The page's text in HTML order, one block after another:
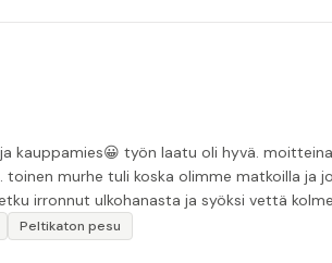
ensimmäinen sovittu pesuaika peruuntui pesijän nukuttua pommiin. uusi aika piti ja
toinen murhe tuli koska olimme matkoilla ja
ulkohanasta ja syöksi vettä kolme
Peltikaton pesu